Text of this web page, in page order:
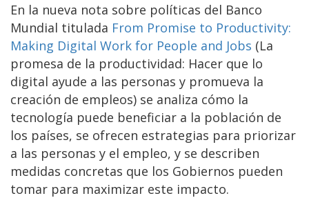
En la nueva nota sobre políticas del Banco
Mundial titulada From Promise to Productivity:
Making Digital Work for People and Jobs (La
promesa de la productividad: Hacer que lo
digital ayude a las personas y promueva la
creación de empleos) se analiza cómo la
tecnología puede beneficiar a la población de
los países, se ofrecen estrategias para priorizar
a las personas y el empleo, y se describen
medidas concretas que los Gobiernos pueden
tomar para maximizar este impacto.